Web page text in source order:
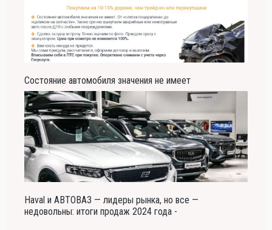
Состояние автомобиля значения не имеет
Haval и АВТОВАЗ — лидеры рынка, но все —
недовольны: итоги продаж 2024 года -